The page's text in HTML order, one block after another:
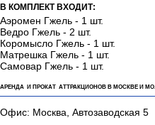
В КОМПЛЕКТ ВХОДИТ:
Аэромен Гжель - 1 шт.
Ведро Гжель - 2 шт.
Коромысло Гжель - 1 шт.
Матрешка Гжель - 1 шт.
Самовар Гжель - 1 шт.
АРЕНДА И ПРОКАТ АТТРАКЦИОНОВ В МОСКВЕ И МО.
Офис: Москва, Автозаводская 5